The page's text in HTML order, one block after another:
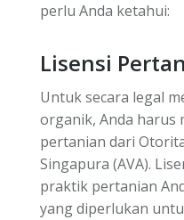
perlu Anda ketahui:
Lisensi
Untuk secara legal
organik, Anda harus
pertanian dari
Singapura (AVA).
praktik pertanian
yang diperlukan